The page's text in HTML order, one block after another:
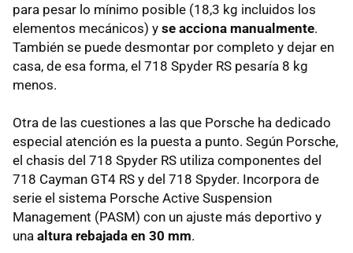
para pesar lo mínimo posible (18,3 kg incluidos los
elementos mecánicos) y se acciona manualmente.
También se puede desmontar por completo y dejar en
casa, de esa forma, el 718 Spyder RS pesaría 8 kg
menos.
Otra de las cuestiones a las que Porsche ha dedicado
especial atención es la puesta a punto. Según Porsche,
el chasis del 718 Spyder RS utiliza componentes del
718 Cayman GT4 RS y del 718 Spyder. Incorpora de
serie el sistema Porsche Active Suspension
Management (PASM) con un ajuste más deportivo y
una altura rebajada en 30 mm.